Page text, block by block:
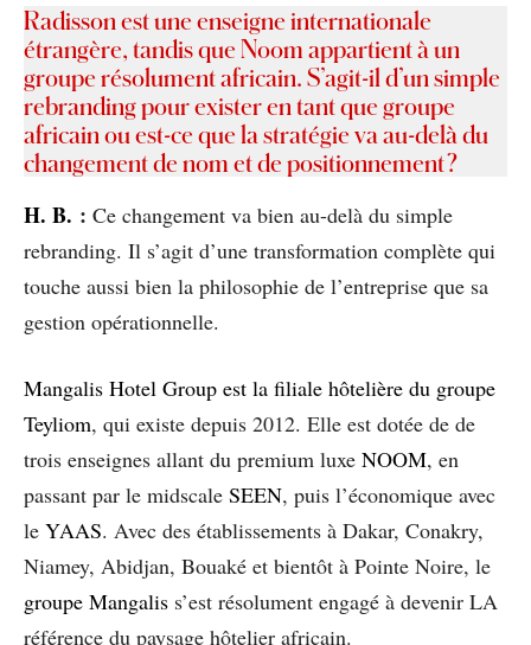
Radisson est une enseigne internationale
étrangère, tandis que Noom appartient à un
groupe résolument africain. S’agit-il d’un simple
rebranding pour exister en tant que groupe
africain ou est-ce que la stratégie va au-delà du
changement de nom et de positionnement ?
H. B. : Ce changement va bien au-delà du simple
rebranding. Il s’agit d’une transformation complète qui
touche aussi bien la philosophie de l’entreprise que sa
gestion opérationnelle.
Mangalis Hotel Group est la filiale hôtelière du groupe
Teyliom, qui existe depuis 2012. Elle est dotée de de
trois enseignes allant du premium luxe NOOM, en
passant par le midscale SEEN, puis l’économique avec
le YAAS. Avec des établissements à Dakar, Conakry,
Niamey, Abidjan, Bouaké et bientôt à Pointe Noire, le
groupe Mangalis s’est résolument engagé à devenir LA
référence du paysage hôtelier africain.